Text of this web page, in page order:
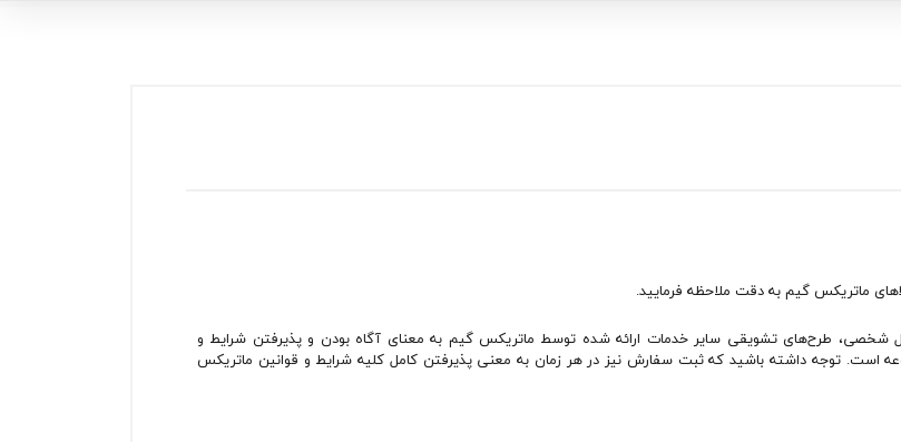
ماتریکس گیم به دقت ملاحظه فرمایید.
شخصی، طرح‏‌های تشویقی سایر خدمات ارائه شده توسط ماتریکس گیم به معنای آگاه بودن و پذیرفتن شرایط و
است. توجه داشته باشید که ثبت سفارش نیز در هر زمان به معنی پذیرفتن کامل کلیه شرایط و قوانین ماتریکس